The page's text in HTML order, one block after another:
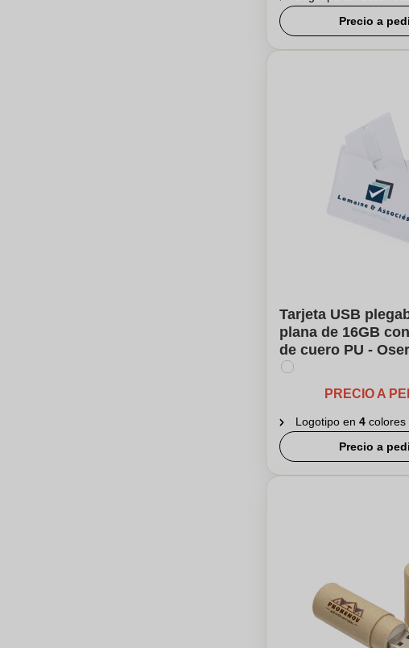
Precio a
Tarjeta USB
plana de 16GB
de cuero PU -
PRECIO A
Logotipo en 4 colores
Precio a